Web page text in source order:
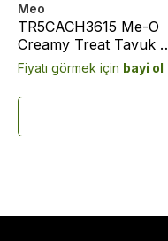
Meo
TR5CACH3615 Me-O
Creamy Treat Tavuk &
Ciğer Kedi Ödülü
4x15gr (12 adet)
Fiyatı görmek için bayi ol